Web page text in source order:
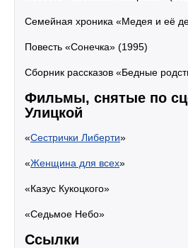
Семейная хроника «Медея и её
Повесть «Сонечка» (1995)
Сборник рассказов «Бедные
Фильмы, снятые по
Улицкой
«Сестрички Либерти»
«Женщина для всех»
«Казус Кукоцкого»
«Седьмое Небо»
Ссылки